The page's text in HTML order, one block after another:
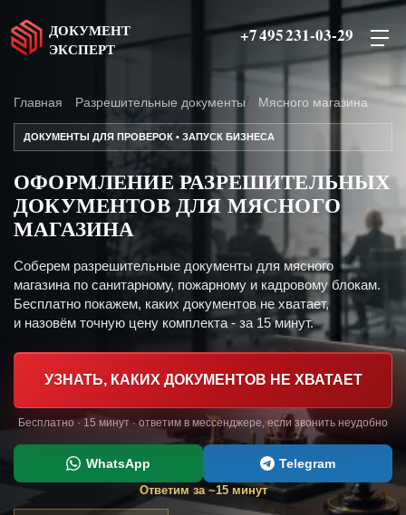
ДОКУМЕНТ
ЭКСПЕРТ
+7 495 231-03-29
Главная Разрешительные документы Мясного магазина
ДОКУМЕНТЫ ДЛЯ ПРОВЕРОК • ЗАПУСК БИЗНЕСА
ОФОРМЛЕНИЕ РАЗРЕШИТЕЛЬНЫХ
ДОКУМЕНТОВ ДЛЯ МЯСНОГО
МАГАЗИНА
Соберем разрешительные документы для мясного
магазина по санитарному, пожарному и кадровому блокам.
Бесплатно покажем, каких документов не хватает,
и назовём точную цену комплекта - за 15 минут.
УЗНАТЬ, КАКИХ ДОКУМЕНТОВ НЕ ХВАТАЕТ
Бесплатно · 15 минут · ответим в мессенджере, если звонить неудобно
WhatsApp Telegram
Ответим за ~15 минут